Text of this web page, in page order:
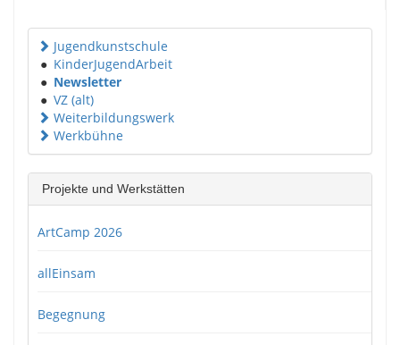
Jugendkunstschule
● KinderJugendArbeit
● Newsletter
● VZ (alt)
Weiterbildungswerk
Werkbühne
Projekte und Werkstätten
ArtCamp 2026
allEinsam
Begegnung